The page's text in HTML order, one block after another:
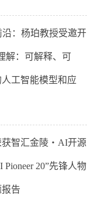
：杨珀教授受邀开
解：可解释、可
工智能模型和应
智汇金陵・AI开源
Pioneer 20”先锋人物
告